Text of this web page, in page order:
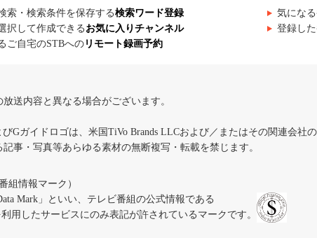
索・検索条件を保存する検索ワード登録 気にな
択して作成できるお気に入りチャンネル 登録し
ご自宅のSTBへの リモート録画予約
送内容と異なる場合がございます。
Gガイドロゴは、米国TiVo Brands LLCおよび／またはその関連会社
事・写真等あらゆる素材の無断複写・転載を禁じます。
組情報マーク）
Mark」といい、テレビ番組の公式情報である
利用したサービスにのみ表記が許されているマークです。